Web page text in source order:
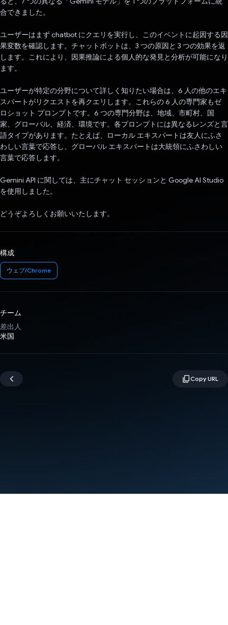
合できました。
ユーザーはまず chatbot にクエリを実行し、このイベントに起因する因
果変数を確認します。チャットボットは、3 つの原因と 3 つの効果を返
します。これにより、因果推論による個人的な発見と分析が可能になり
ます。
ユーザーが特定の分野について詳しく知りたい場合は、6 人の他のエキ
スパートがリクエストを再クエリします。これらの 6 人の専門家もゼ
ロショット プロンプトです。6 つの専門分野は、地域、市町村、国
家、グローバル、経済、環境です。各プロンプトには異なるレンズと言
語タイプがあります。たとえば、ローカル エキスパートは友人にふさ
わしい言葉で応答し、グローバル エキスパートは大統領にふさわしい
言葉で応答します。
Gemini API に関しては、主にチャット セッションと Google AI Studio
を使用しました。
どうぞよろしくお願いいたします。
構成
ウェブ/Chrome
チーム
差出人
米国